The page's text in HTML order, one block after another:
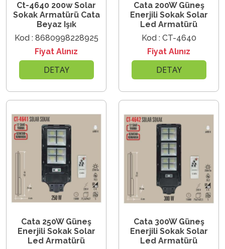
Ct-4640 200w Solar
Sokak Armatürü Cata
Beyaz Işık
Kod : 8680998228925
Fiyat Alınız
DETAY
Cata 200W Güneş
Enerjili Sokak Solar
Led Armatürü
Kod : CT-4640
Fiyat Alınız
DETAY
Cata 250W Güneş
Enerjili Sokak Solar
Led Armatürü
Cata 300W Güneş
Enerjili Sokak Solar
Led Armatürü